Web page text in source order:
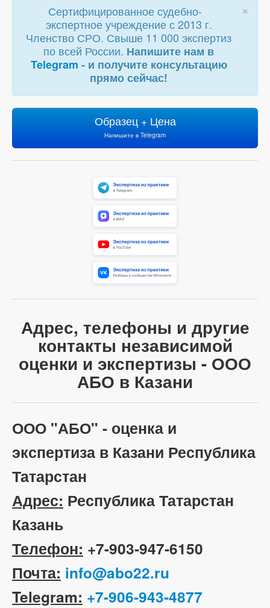
×
Сертифицированное судебно-
экспертное учреждение с 2013 г.
Членство СРО. Свыше 11 000 экспертиз
по всей России. Напишите нам в
Telegram - и получите консультацию
прямо сейчас!
Образец + Цена
Напишите в Telegram
Адрес, телефоны и другие
контакты независимой
оценки и экспертизы - ООО
АБО в Казани
ООО "АБО" - оценка и
экспертиза в Казани Республика
Татарстан
Адрес: Республика Татарстан
Казань
Телефон: +7-903-947-6150
Почта: info@abo22.ru
Telegram: +7-906-943-4877